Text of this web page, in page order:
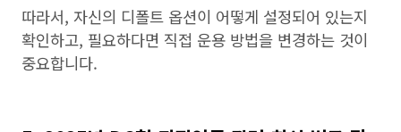
따라서, 자신의 디폴트 옵션이 어떻게 설정되어 있는지
확인하고, 필요하다면 직접 운용 방법을 변경하는 것이
중요합니다.